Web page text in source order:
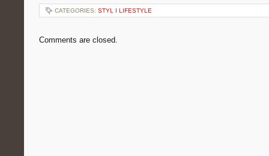
CATEGORIES: STYL I LIFESTYLE
Comments are closed.